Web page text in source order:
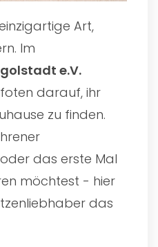
Art,
Im
e.V.
darauf, ihr
zu finden.
das erste Mal
möchtest - hier
das